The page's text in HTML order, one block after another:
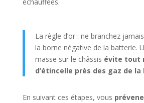
La règle d’or : ne branchez
la borne négative de la batterie.
masse sur le châssis évite tout
d’étincelle près des gaz de
En suivant ces étapes, vous